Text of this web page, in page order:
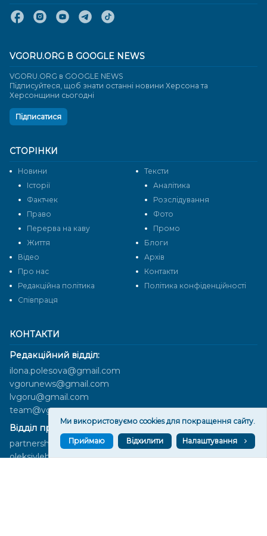
КОНТАКТИ
Редакційний відділ:
ilona.polesova@gmail.com
vgorunews@gmail.com
lvgoru@gmail.com
team@vgoru.org
Відділ продажів:
partnership@vgoru.org
oleksiylehen@vgoru.org
СТОРІНКИ
Новини
Тексти
Історії
Аналітика
Фактчек
Розслідування
Право
Фото
Перерва на каву
Промо
Життя
Блоги
Відео
Архів
Про нас
Контакти
Редакційна політика
Політика конфіденційності
Cпівпраця
VGORU.ORG В GOOGLE NEWS
VGORU.ORG в GOOGLE NEWS
Підписуйтеся, щоб знати останні новини Херсона та
Херсонщини сьогодні
Підписатися
Ми використовуємо cookies для покращення сайту.
Приймаю Відхилити Налаштування